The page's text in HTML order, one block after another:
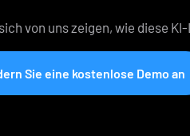
von uns zeigen, wie diese
Sie eine kostenlose Demo an